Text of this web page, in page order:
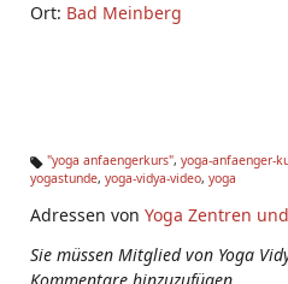
Ort: Bad Meinberg
Ta
s:
"yoga anfaengerkurs", yoga-anfaenger-
yogastunde, yoga-vidya-video, yoga
Adressen von Yoga Zentren
Sie müssen Mitglied von Yoga